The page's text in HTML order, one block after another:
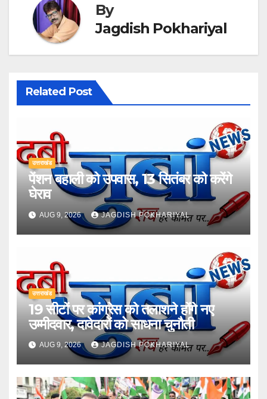
By
Jagdish Pokhariyal
Related Post
उत्तराखंड
पेंशन बहाली को उपवास, 13 सितंबर को करेंगे
घेराव
AUG 9, 2026 JAGDISH POKHARIYAL
उत्तराखंड
19 सीटों पर कांग्रेस को तलाशने होंगे नए
उम्मीदवार, दावेदारों को साधना चुनौती
AUG 9, 2026 JAGDISH POKHARIYAL